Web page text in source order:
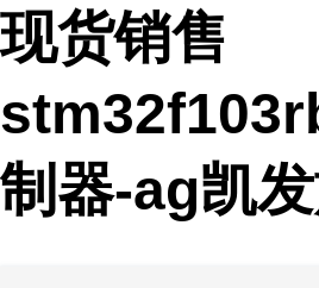
现货销售
制器-ag凯